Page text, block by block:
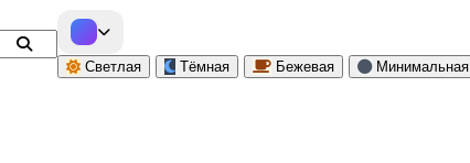
Светлая Тёмная Бежевая Минимальная